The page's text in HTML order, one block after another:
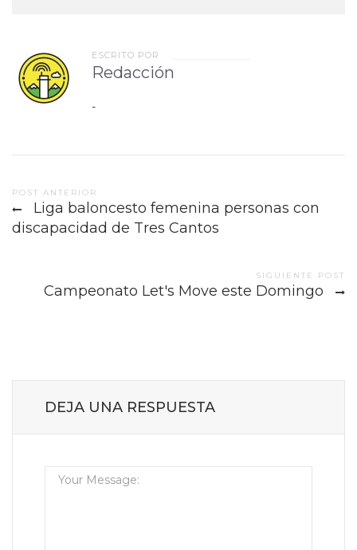
ESCRITO POR
Redacción
-
Post
navigation
POST ANTERIOR
Liga baloncesto femenina personas con
discapacidad de Tres Cantos
SIGUIENTE POST
Campeonato Let's Move este Domingo
DEJA UNA RESPUESTA